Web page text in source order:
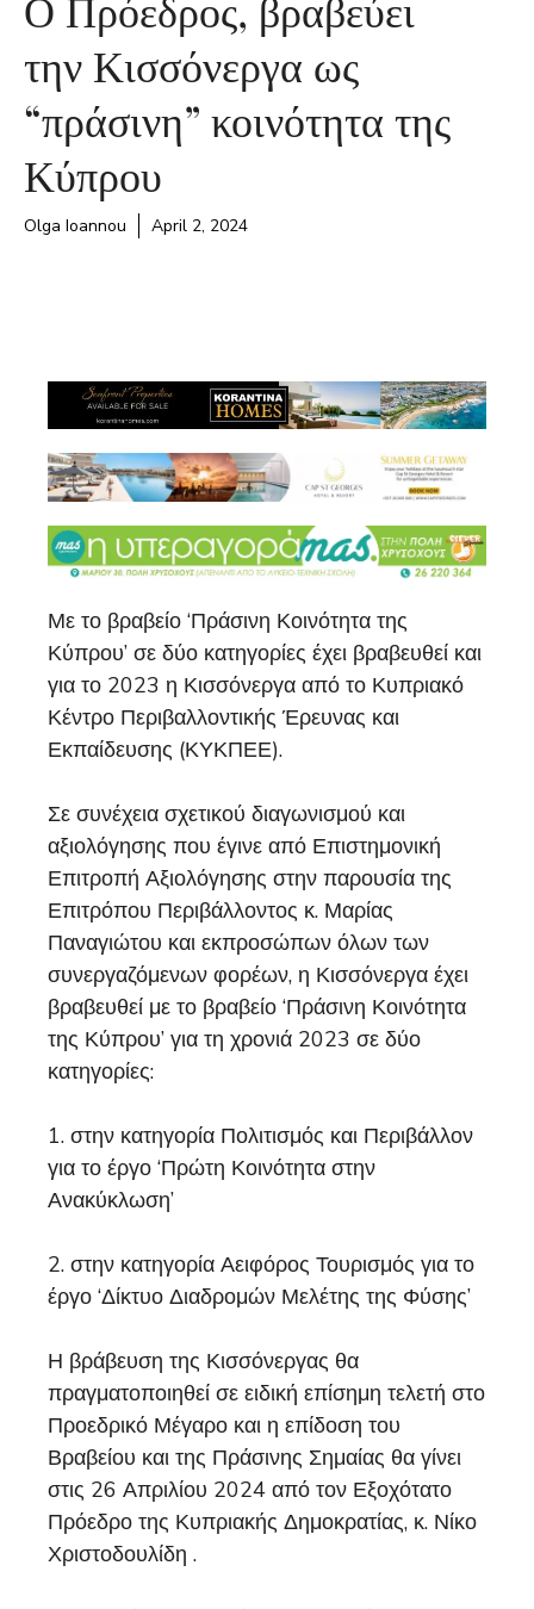
την Κισσόνεργα ως
“πράσινη” κοινότητα της
Κύπρου
Olga Ioannou April 2, 2024
Με το βραβείο ‘Πράσινη Κοινότητα της
Κύπρου’ σε δύο κατηγορίες έχει βραβευθεί και
για το 2023 η Κισσόνεργα από το Κυπριακό
Κέντρο Περιβαλλοντικής Έρευνας και
Εκπαίδευσης (ΚΥΚΠΕΕ).
Σε συνέχεια σχετικού διαγωνισμού και
αξιολόγησης που έγινε από Επιστημονική
Επιτροπή Αξιολόγησης στην παρουσία της
Επιτρόπου Περιβάλλοντος κ. Μαρίας
Παναγιώτου και εκπροσώπων όλων των
συνεργαζόμενων φορέων, η Κισσόνεργα έχει
βραβευθεί με το βραβείο ‘Πράσινη Κοινότητα
της Κύπρου’ για τη χρονιά 2023 σε δύο
κατηγορίες:
1. στην κατηγορία Πολιτισμός και Περιβάλλον
για το έργο ‘Πρώτη Κοινότητα στην
Ανακύκλωση’
2. στην κατηγορία Αειφόρος Τουρισμός για το
έργο ‘Δίκτυο Διαδρομών Μελέτης της Φύσης’
Η βράβευση της Κισσόνεργας θα
πραγματοποιηθεί σε ειδική επίσημη τελετή στο
Προεδρικό Μέγαρο και η επίδοση του
Βραβείου και της Πράσινης Σημαίας θα γίνει
στις 26 Απριλίου 2024 από τον Εξοχότατο
Πρόεδρο της Κυπριακής Δημοκρατίας, κ. Νίκο
Χριστοδουλίδη .